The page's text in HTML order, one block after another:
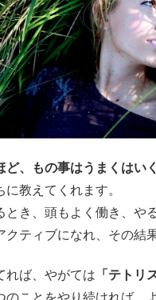
ど、もの事はうまくはいく
に教えてくれます。
き、頭もよく働き、や
ティブになれ、その結
れば、やがては 「テトリ